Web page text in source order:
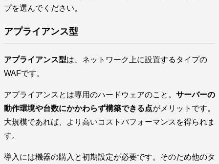
プを選んでください。
アプライアンス型
アプライアンス型は、ネットワーク上に設置するタイプの
WAFです。
アプライアンスとは専用のハードウェアのこと。 サーバーの
動作環境や台数にかかわらず構築できる点がメリットです。
大規模であれば、より高いコストパフォーマンスを得られま
す。
導入には機器の購入と初期設定が必要です。そのため他のタ